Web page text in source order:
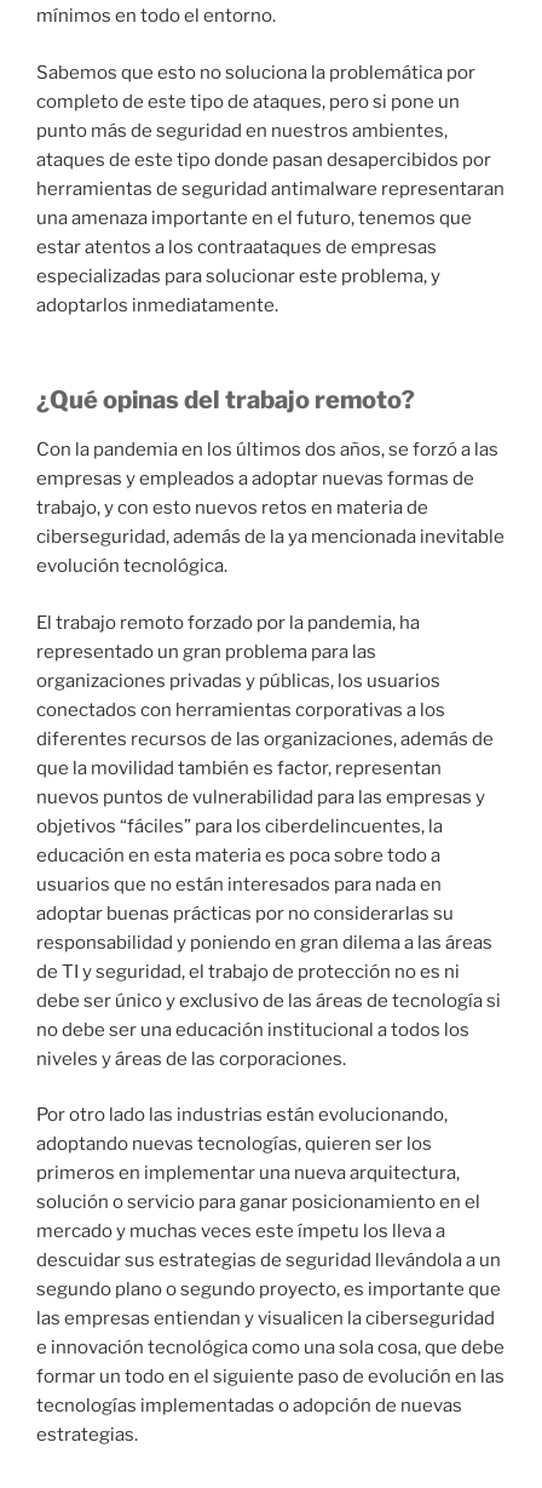
mínimos en todo el entorno.
Sabemos que esto no soluciona la problemática por
completo de este tipo de ataques, pero si pone un
punto más de seguridad en nuestros ambientes,
ataques de este tipo donde pasan desapercibidos por
herramientas de seguridad antimalware representaran
una amenaza importante en el futuro, tenemos que
estar atentos a los contraataques de empresas
especializadas para solucionar este problema, y
adoptarlos inmediatamente.
¿Qué opinas del trabajo remoto?
Con la pandemia en los últimos dos años, se forzó a las
empresas y empleados a adoptar nuevas formas de
trabajo, y con esto nuevos retos en materia de
ciberseguridad, además de la ya mencionada inevitable
evolución tecnológica.
El trabajo remoto forzado por la pandemia, ha
representado un gran problema para las
organizaciones privadas y públicas, los usuarios
conectados con herramientas corporativas a los
diferentes recursos de las organizaciones, además de
que la movilidad también es factor, representan
nuevos puntos de vulnerabilidad para las empresas y
objetivos “fáciles” para los ciberdelincuentes, la
educación en esta materia es poca sobre todo a
usuarios que no están interesados para nada en
adoptar buenas prácticas por no considerarlas su
responsabilidad y poniendo en gran dilema a las áreas
de TI y seguridad, el trabajo de protección no es ni
debe ser único y exclusivo de las áreas de tecnología si
no debe ser una educación institucional a todos los
niveles y áreas de las corporaciones.
Por otro lado las industrias están evolucionando,
adoptando nuevas tecnologías, quieren ser los
primeros en implementar una nueva arquitectura,
solución o servicio para ganar posicionamiento en el
mercado y muchas veces este ímpetu los lleva a
descuidar sus estrategias de seguridad llevándola a un
segundo plano o segundo proyecto, es importante que
las empresas entiendan y visualicen la ciberseguridad
e innovación tecnológica como una sola cosa, que debe
formar un todo en el siguiente paso de evolución en las
tecnologías implementadas o adopción de nuevas
estrategias.